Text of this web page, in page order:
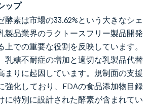
ップ
酵素は市場の33.62%という大きなシェ
製品業界のラクトースフリー製品開発
上での重要な役割を反映しています。
乳糖不耐症の増加と適切な乳製品代替
まりに起因しています。規制面の支援
強化しており、FDAの食品添加物目録
に特別に設計された酵素が含まれてい